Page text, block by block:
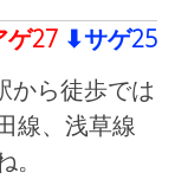
ゲ27 ⬇︎サゲ25
から徒歩では
線、浅草線